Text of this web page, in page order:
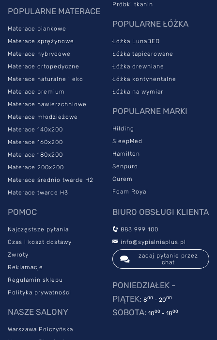
POPULARNE MATERACE
Materace piankowe
Materace sprężynowe
Materace hybrydowe
Materace ortopedyczne
Materace naturalne i eko
Materace premium
Materace nawierzchniowe
Materace młodzieżowe
Materace 140x200
Materace 160x200
Materace 180x200
Materace 200x200
Materace średnio twarde H2
Materace twarde H3
Próbki tkanin
POPULARNE ŁÓŻKA
Łóżka LunaBED
Łóżka tapicerowane
Łóżka drewniane
Łóżka kontynentalne
Łóżka na wymiar
POPULARNE MARKI
Hilding
SleepMed
Hamilton
Senpuro
Curem
Foam Royal
POMOC
Najczęstsze pytania
Czas i koszt dostawy
Zwroty
Reklamacje
Regulamin sklepu
Polityka prywatności
NASZE SALONY
Warszawa Połczyńska
BIURO OBSŁUGI KLIENTA
883 999 100
info@sypialniaplus.pl
zadaj pytanie przez
chat
PONIEDZIAŁEK -
PIĄTEK: 800 - 2000
SOBOTA: 1000 - 1800